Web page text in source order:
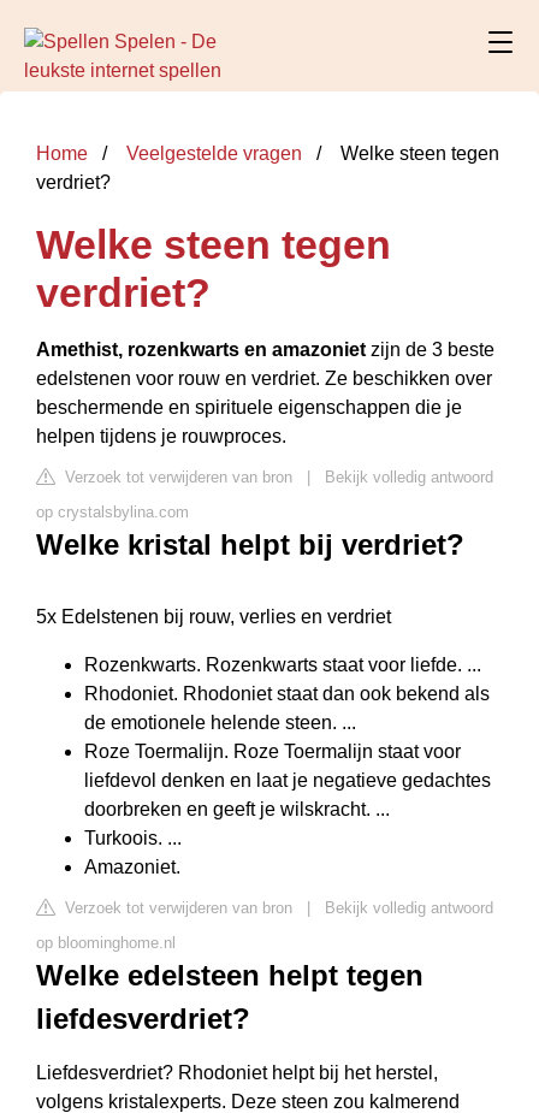
Home Veelgestelde vragen
Welke steen tegen
verdriet?
Welke steen tegen
verdriet?
Amethist, rozenkwarts en amazoniet zijn de 3 beste
edelstenen voor rouw en verdriet. Ze beschikken over
beschermende en spirituele eigenschappen die je
helpen tijdens je rouwproces.
Verzoek tot verwijderen van bron
Bekijk volledig antwoord
op crystalsbylina.com
Welke kristal helpt bij verdriet?
5x Edelstenen bij rouw, verlies en verdriet
Rozenkwarts. Rozenkwarts staat voor liefde. ...
Rhodoniet. Rhodoniet staat dan ook bekend als
de emotionele helende steen. ...
Roze Toermalijn. Roze Toermalijn staat voor
liefdevol denken en laat je negatieve gedachtes
doorbreken en geeft je wilskracht. ...
Turkoois. ...
Amazoniet.
Verzoek tot verwijderen van bron
Bekijk volledig antwoord
op bloominghome.nl
Welke edelsteen helpt tegen
liefdesverdriet?
Liefdesverdriet? Rhodoniet helpt bij het herstel,
volgens kristalexperts. Deze steen zou kalmerend